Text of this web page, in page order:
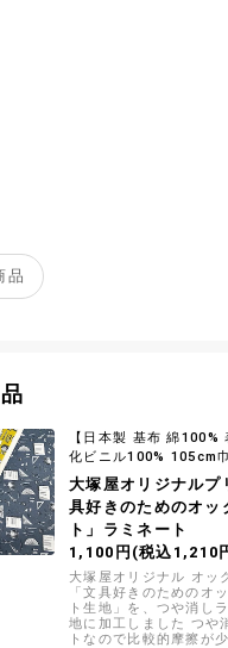
品
【日本製 基布 綿100%
化ビニル100% 105cm巾
大塚屋オリジナルプ
具好きのためのオッ
ト」ラミネート
1,100円(税込1,210
大塚屋オリジナル オッ
「文具好きのためのオ
ト生地」を、つや消し
地に加工しました つや
トなので比較的摩擦が